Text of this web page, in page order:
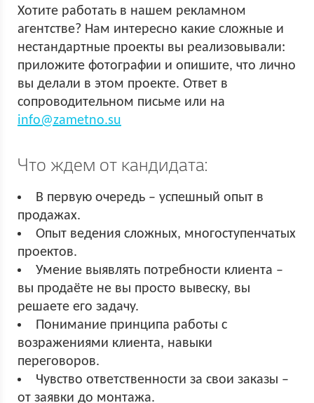
Хотите работать в нашем рекламном
агентстве? Нам интересно какие сложные и
нестандартные проекты вы реализовывали:
приложите фотографии и опишите, что лично
вы делали в этом проекте. Ответ в
сопроводительном письме или на
info@zametno.su
Что ждем от кандидата:
В первую очередь – успешный опыт в
продажах.
Опыт ведения сложных, многоступенчатых
проектов.
Умение выявлять потребности клиента –
вы продаёте не вы просто вывеску, вы
решаете его задачу.
Понимание принципа работы с
возражениями клиента, навыки
переговоров.
Чувство ответственности за свои заказы –
от заявки до монтажа.